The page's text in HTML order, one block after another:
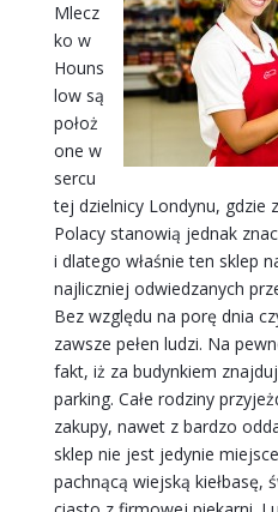
Mlecz
ko w
Houns
low są
położ
one w
sercu
tej dzielnicy Londynu, gdzie
Polacy stanowią jednak
i dlatego właśnie ten sklep
najliczniej odwiedzanych
Bez względu na porę dnia
zawsze pełen ludzi. Na
fakt, iż za budynkiem
parking. Całe rodziny
zakupy, nawet z bardzo
sklep nie jest jedynie
pachnącą wiejską kiełbasę,